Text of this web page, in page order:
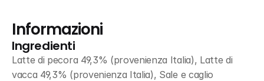
Informazioni
Ingredienti
Latte di pecora 49,3% (provenienza Italia), Latte di
vacca 49,3% (provenienza Italia), Sale e caglio